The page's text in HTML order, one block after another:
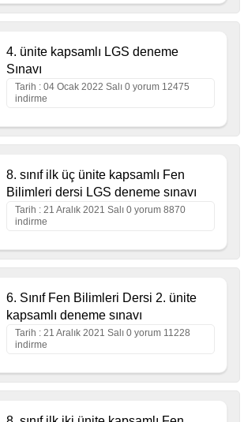
4. ünite kapsamlı LGS deneme
Sınavı
Tarih : 04 Ocak 2022 Salı 0 yorum 12475
indirme
8. sınıf ilk üç ünite kapsamlı Fen
Bilimleri dersi LGS deneme sınavı
Tarih : 21 Aralık 2021 Salı 0 yorum 8870
indirme
6. Sınıf Fen Bilimleri Dersi 2. ünite
kapsamlı deneme sınavı
Tarih : 21 Aralık 2021 Salı 0 yorum 11228
indirme